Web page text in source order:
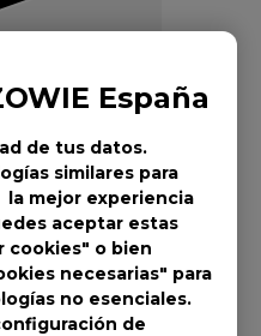
España
de tus datos.
similares para
mejor experiencia
aceptar estas
cookies" o bien
necesarias" para
no esenciales.
de